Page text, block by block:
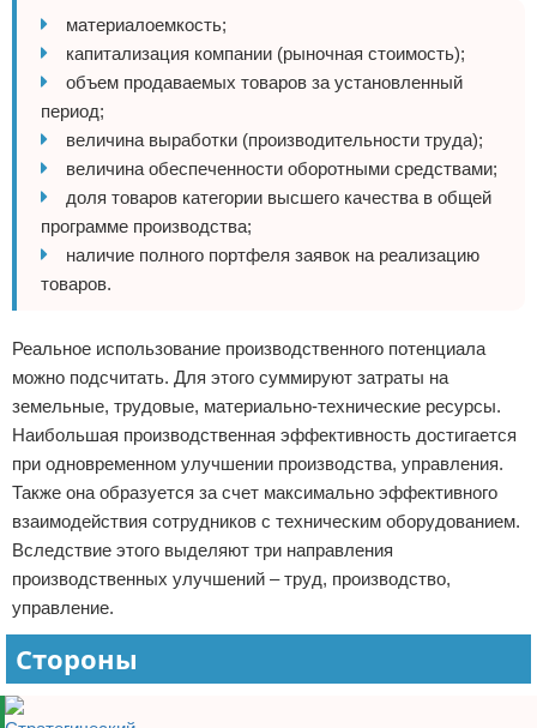
материалоемкость;
капитализация компании (рыночная стоимость);
объем продаваемых товаров за установленный
период;
величина выработки (производительности труда);
величина обеспеченности оборотными средствами;
доля товаров категории высшего качества в общей
программе производства;
наличие полного портфеля заявок на реализацию
товаров.
Реальное использование производственного потенциала
можно подсчитать. Для этого суммируют затраты на
земельные, трудовые, материально-технические ресурсы.
Наибольшая производственная эффективность достигается
при одновременном улучшении производства, управления.
Также она образуется за счет максимально эффективного
взаимодействия сотрудников с техническим оборудованием.
Вследствие этого выделяют три направления
производственных улучшений – труд, производство,
управление.
Стороны